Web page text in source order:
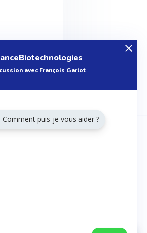
avec François Garlot
Comment puis-je vous aider ?